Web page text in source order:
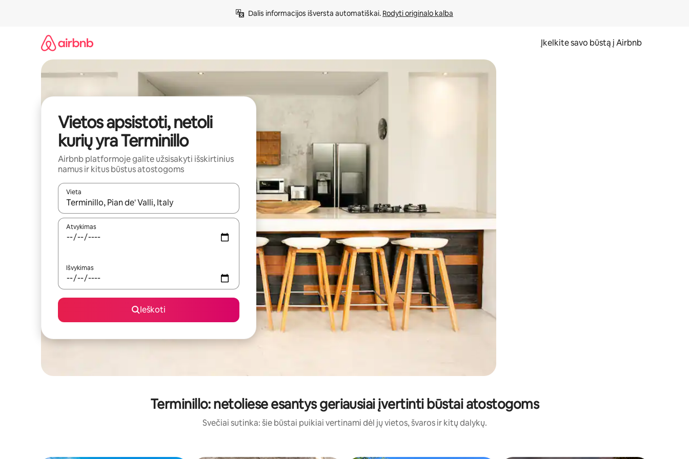
Dalis informacijos išversta automatiškai. Rodyti originalo kalba
Įkelkite savo būstą į Airbnb
Vietos apsistoti, netoli
kurių yra Terminillo
Airbnb platformoje galite užsisakyti išskirtinius
namus ir kitus būstus atostogoms
Vieta
Kai pasirodys paieškos rezultatai, juos naršyti galite naudodami rodykles aukštyn ir žemyn arba liesdami ir braukdami per ekraną.
Atvykimas
Išvykimas
Ieškoti
Terminillo: netoliese esantys geriausiai įvertinti būstai atostogoms
Svečiai sutinka: šie būstai puikiai vertinami dėl jų vietos, švaros ir kitų dalykų.